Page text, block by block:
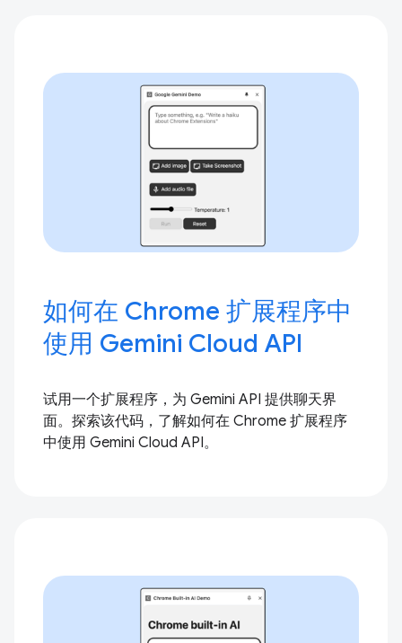
如何在 Chrome 扩展程序中
使用 Gemini Cloud API
试用一个扩展程序，为 Gemini API 提供聊天界
面。探索该代码，了解如何在 Chrome 扩展程序
中使用 Gemini Cloud API。